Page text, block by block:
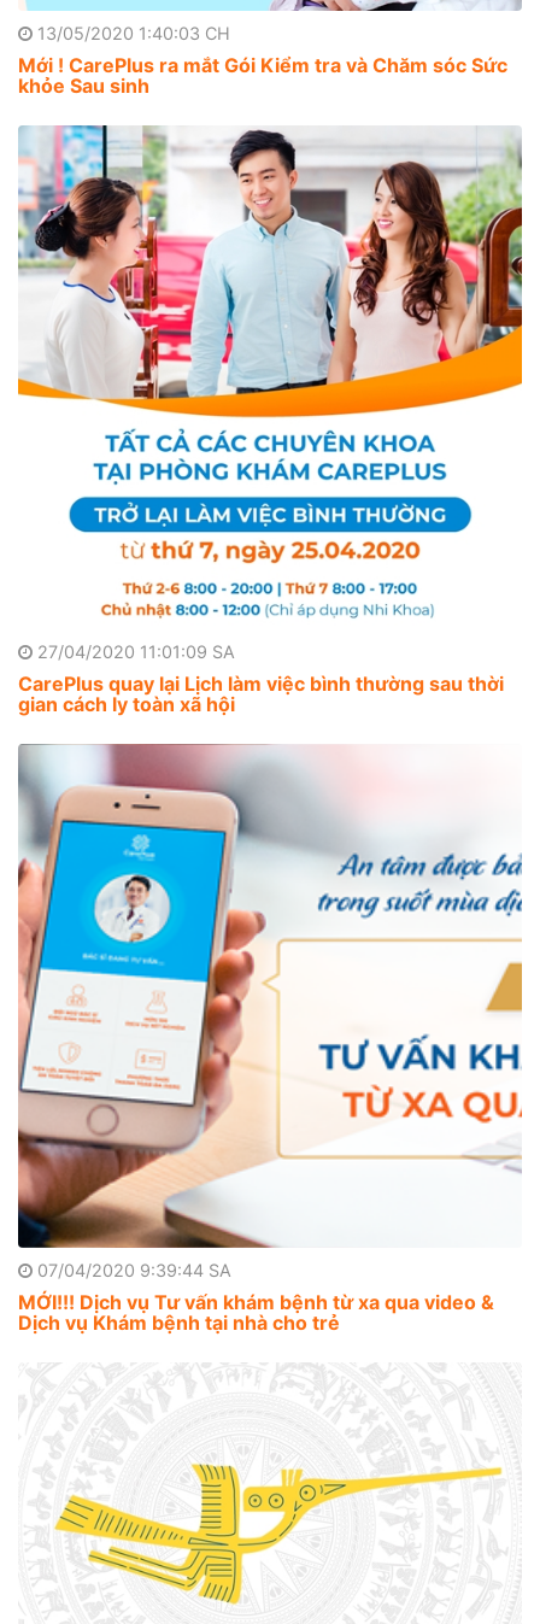
13/05/2020 1:40:03 CH
Mới ! CarePlus ra mắt Gói Kiểm tra và Chăm sóc Sức
khỏe Sau sinh
27/04/2020 11:01:09 SA
CarePlus quay lại Lịch làm việc bình thường sau thời
gian cách ly toàn xã hội
07/04/2020 9:39:44 SA
MỚI!!! Dịch vụ Tư vấn khám bệnh từ xa qua video &
Dịch vụ Khám bệnh tại nhà cho trẻ